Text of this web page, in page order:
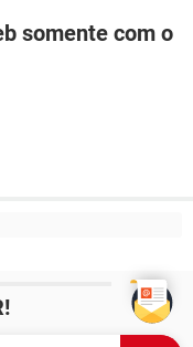
somente com o